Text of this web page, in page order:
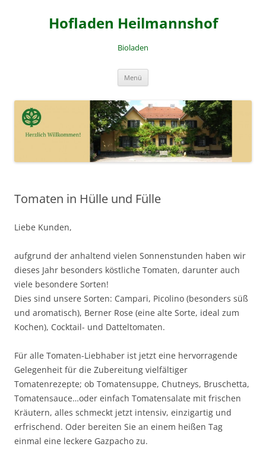
Hofladen Heilmannshof
Bioladen
Menü
Tomaten in Hülle und Fülle
Liebe Kunden,
aufgrund der anhaltend vielen Sonnenstunden haben wir
dieses Jahr besonders köstliche Tomaten, darunter auch
viele besondere Sorten!
Dies sind unsere Sorten: Campari, Picolino (besonders süß
und aromatisch), Berner Rose (eine alte Sorte, ideal zum
Kochen), Cocktail- und Datteltomaten.
Für alle Tomaten-Liebhaber ist jetzt eine hervorragende
Gelegenheit für die Zubereitung vielfältiger
Tomatenrezepte; ob Tomatensuppe, Chutneys, Bruschetta,
Tomatensauce…oder einfach Tomatensalate mit frischen
Kräutern, alles schmeckt jetzt intensiv, einzigartig und
erfrischend. Oder bereiten Sie an einem heißen Tag
einmal eine leckere Gazpacho zu.